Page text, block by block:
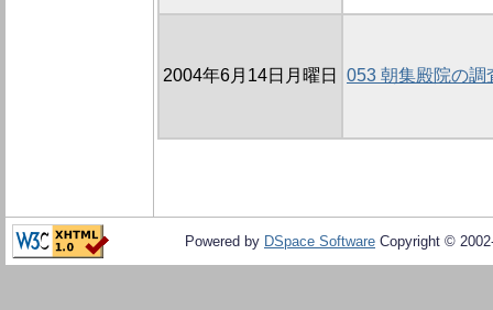
2004年6月14日月曜日 053 朝集殿院の調
Powered by DSpace Software Copyright ©